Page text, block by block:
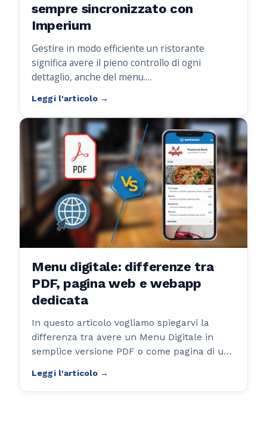
sempre sincronizzato con
Imperium
Gestire in modo efficiente un ristorante
significa avere il pieno controllo di ogni
dettaglio, anche del menu.
collegato al gestionale
mantenere sempre aggiornati prezzi, piatti e
disponibilità, senza duplicare il lavoro o
rischiare errori di disallineamento.
Menu digitale: differenze tra
PDF, pagina web e webapp
dedicata
In questo articolo vogliamo spiegarvi la
differenza tra avere un Menu Digitale in
semplice versione PDF o come pagina di un
con pannello di gestione.